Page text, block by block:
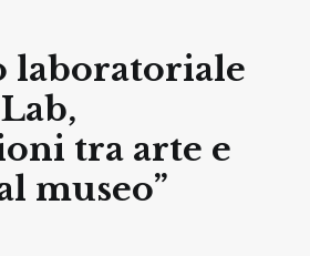
laboratoriale
tra arte e
museo”